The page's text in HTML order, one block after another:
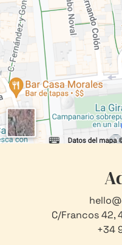
C/Francos 42,
+34